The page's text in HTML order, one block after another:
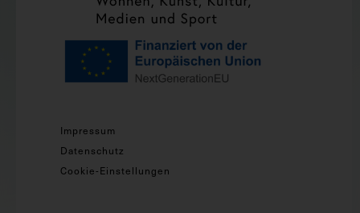
Impressum
Datenschutz
Cookie-Einstellungen